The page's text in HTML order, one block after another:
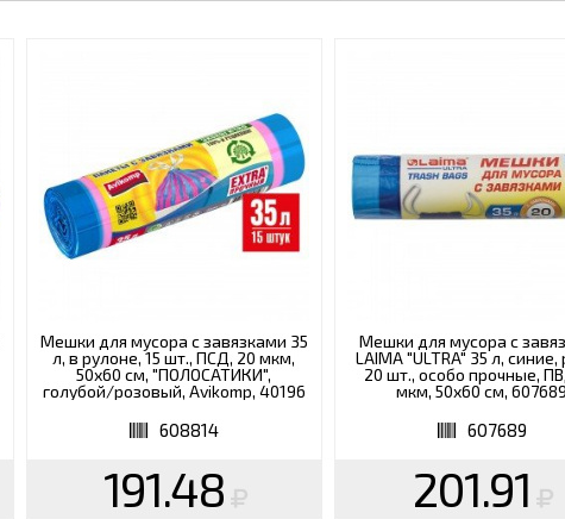
Мешки для мусора с завязками 35
л, в рулоне, 15 шт., ПСД, 20 мкм,
50х60 см, "ПОЛОСАТИКИ",
голубой/розовый, Avikomp, 40196
608814
191.48
Мешки для мусора с
LAIMA "ULTRA" 35 л, синие,
20 шт., особо прочные,
мкм, 50х60 см, 607689
607689
201.91